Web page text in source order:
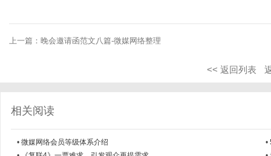
上一篇： 晚会邀请函范文八篇-微媒网络整理
<< 返回列表
相关阅读
• 微媒网络会员等级体系介绍 •